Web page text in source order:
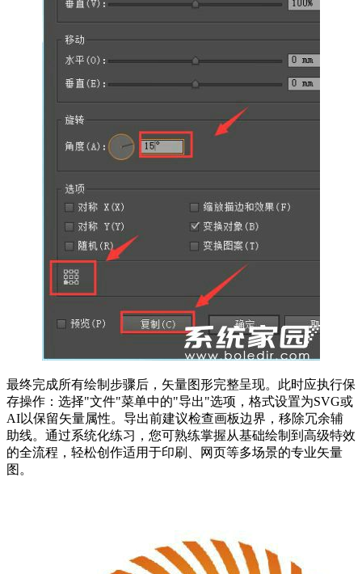
最终完成所有绘制步骤后，矢量图形完整呈现。此时应执行保
存操作：选择"文件"菜单中的"导出"选项，格式设置为SVG或
AI以保留矢量属性。导出前建议检查画板边界，移除冗余辅
助线。通过系统化练习，您可熟练掌握从基础绘制到高级特效
的全流程，轻松创作适用于印刷、网页等多场景的专业矢量
图。